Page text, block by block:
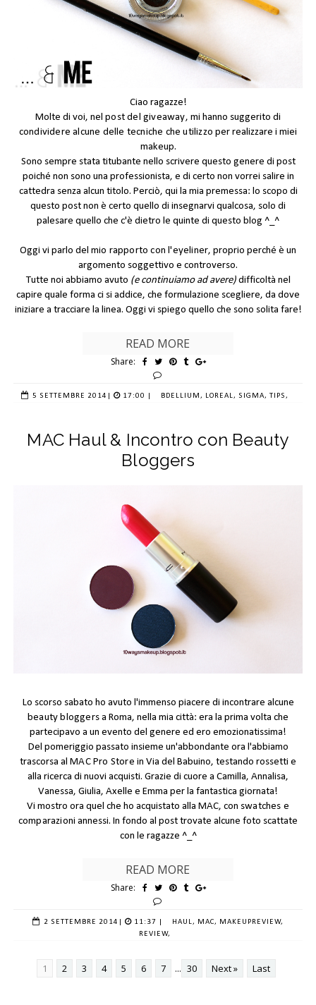
Ciao ragazze!
Molte di voi, nelpost delgiveaway, mi hanno suggerito di
condividere alcune delle tecniche che utilizzo per realizzare i miei
makeup.
Sono sempre stata titubante nello scrivere questo genere di post
poiché non sono una professionista, e di certo non vorrei salire in
cattedra senza alcun titolo. Perciò, qui la mia premessa: lo scopo di
questo post non è certo quello di insegnarvi qualcosa, solo di
palesare quello che c'è dietro le quinte di questo blog ^_^
Oggi vi parlo del mio rapporto con l'eyeliner, proprio perché è un
argomento soggettivo e controverso.
Tutte noi abbiamo avuto (e continuiamo ad avere)difficoltà nel
capire quale forma ci si addice, che formulazione scegliere, da dove
iniziare a tracciare la linea. Oggi vi spiego quello che sono solita fare!
READ MORE
Share:
5 SETTEMBRE 2014 17:00 | BDELLIUM, LOREAL, SIGMA, TIPS,
MAC Haul & Incontro con Beauty
Bloggers
Lo scorso sabato ho avuto l'immenso piacere di incontrare alcune
beauty bloggers a Roma, nella mia città: era la prima volta che
partecipavo a un evento del genere ed ero emozionatissima!
Del pomeriggio passato insieme un'abbondante ora l'abbiamo
trascorsa alMAC Pro Store in Via del Babuino, testando rossetti e
alla ricerca di nuovi acquisti. Grazie di cuore a Camilla, Annalisa,
Vanessa, Giulia, Axelle e Emma per la fantastica giornata!
Vi mostro ora quel che ho acquistato alla MAC, con swatches e
comparazioni annessi. In fondo al post trovate alcune foto scattate
con le ragazze ^_^
READ MORE
Share:
2 SETTEMBRE 2014 11:37 | HAUL, MAC,
MAKEUPREVIEW,
REVIEW,
1 2 3 4 5 6 7 ... 30 Next » Last